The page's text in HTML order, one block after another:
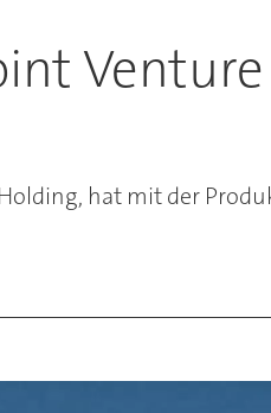
hat mit der